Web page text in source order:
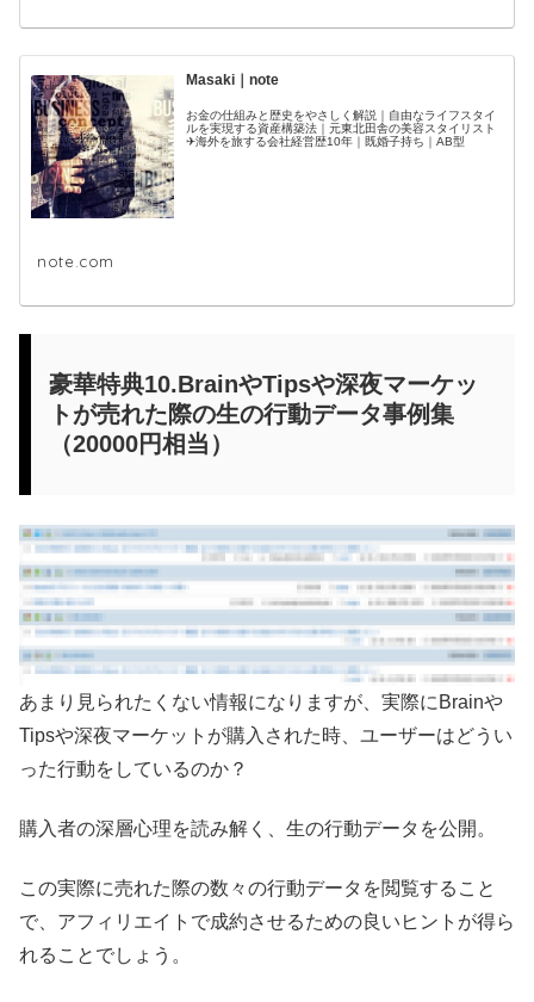
Masaki｜note
お金の仕組みと歴史をやさしく解説｜自由なライフスタイ
ルを実現する資産構築法｜元東北田舎の美容スタイリスト
✈海外を旅する会社経営歴10年｜既婚子持ち｜AB型
note.com
豪華特典10.BrainやTipsや深夜マーケッ
トが売れた際の生の行動データ事例集
（20000円相当）
あまり見られたくない情報になりますが、実際にBrainや
Tipsや深夜マーケットが購入された時、ユーザーはどうい
った行動をしているのか？
購入者の深層心理を読み解く、生の行動データを公開。
この実際に売れた際の数々の行動データを閲覧すること
で、アフィリエイトで成約させるための良いヒントが得ら
れることでしょう。